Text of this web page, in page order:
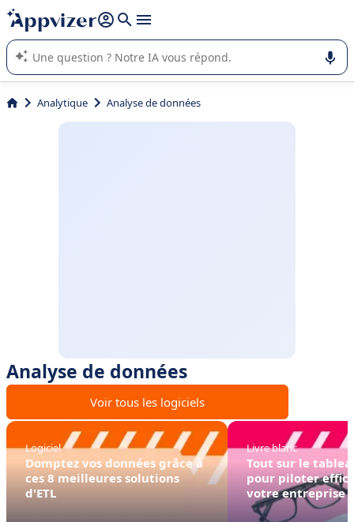
répondre (plusieurs lignes avec
L'IA de Appvizer vous guide dans l'utilisation ou la sélection de
logiciel SaaS en entreprise.
Analytique Analyse de données
Analyse de données
Voir tous les logiciels
Logiciel
Domptez vos données grâce à
ces 8 meilleures solutions
d'ETL
Livre blanc
Tout sur le
pour piloter
votre entreprise !